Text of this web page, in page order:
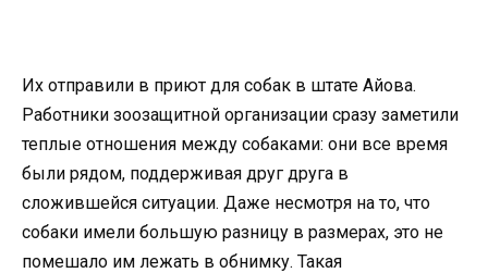
Их отправили в приют для собак в штате Айова.
Работники зоозащитной организации сразу заметили
теплые отношения между собаками: они все время
были рядом, поддерживая друг друга в
сложившейся ситуации. Даже несмотря на то, что
собаки имели большую разницу в размерах, это не
помешало им лежать в обнимку. Такая